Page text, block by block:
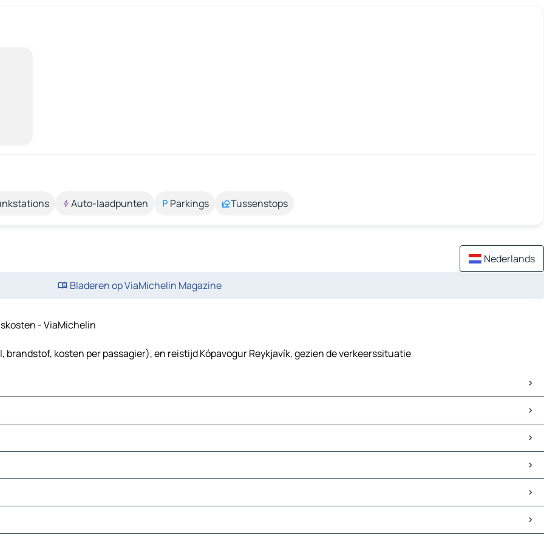
Auto-laadpunten Parkings Tussenstops
Nederlands
Bladeren op ViaMichelin Magazine
- ViaMichelin
kosten per passagier), en reistijd Kópavogur Reykjavík, gezien de verkeerssituatie